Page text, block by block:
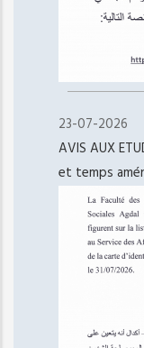
23-07-2026
AVIS AUX
et temps